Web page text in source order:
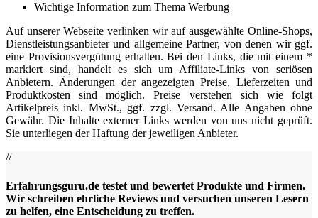
Wichtige Information zum Thema Werbung
Auf unserer Webseite verlinken wir auf ausgewählte Online-Shops,
Dienstleistungsanbieter und allgemeine Partner, von denen wir ggf.
eine Provisionsvergütung erhalten. Bei den Links, die mit einem *
markiert sind, handelt es sich um Affiliate-Links von seriösen
Anbietern. Änderungen der angezeigten Preise, Lieferzeiten und
Produktkosten sind möglich. Preise verstehen sich wie folgt
Artikelpreis inkl. MwSt., ggf. zzgl. Versand. Alle Angaben ohne
Gewähr. Die Inhalte externer Links werden von uns nicht geprüft.
Sie unterliegen der Haftung der jeweiligen Anbieter.
//
Erfahrungsguru.de testet und bewertet Produkte und Firmen.
Wir schreiben ehrliche Reviews und versuchen unseren Lesern
zu helfen, eine Entscheidung zu treffen.